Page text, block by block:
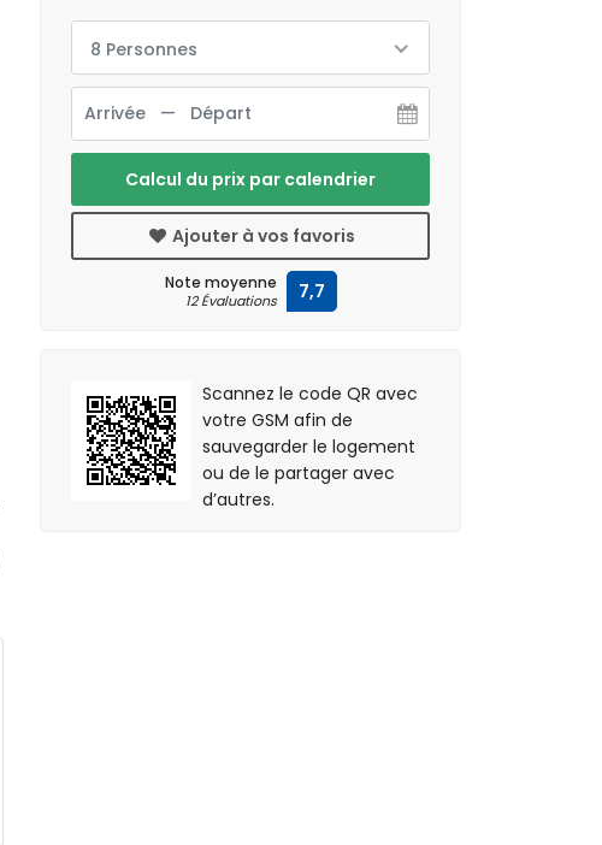
8 Personnes
Calcul du prix par calendrier
Ajouter à vos favoris
Note moyenne
12 Évaluations 7,7
Scannez le code QR avec
votre GSM afin de
sauvegarder le logement
ou de le partager avec
d’autres.